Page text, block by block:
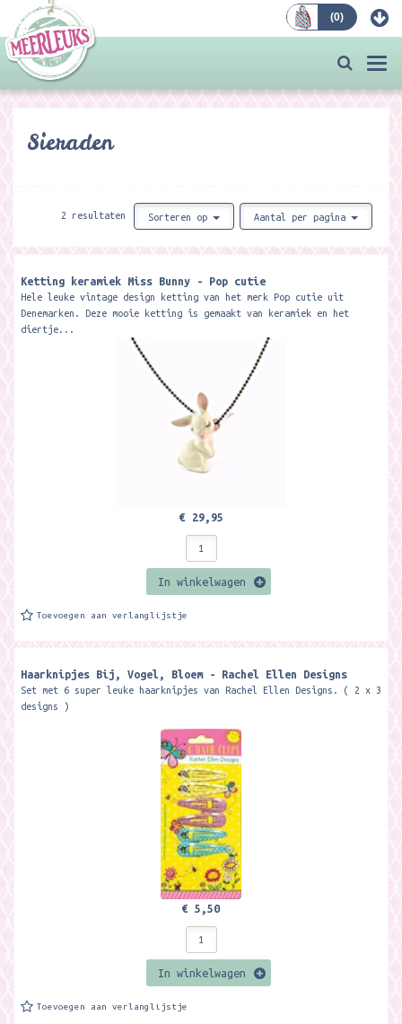
(0)
Sieraden
2 resultaten Sorteren op Aantal per pagina
Ketting keramiek Miss Bunny - Pop cutie
Hele leuke vintage design ketting van het merk Pop cutie uit
Denemarken. Deze mooie ketting is gemaakt van keramiek en het
diertje...
€ 29,95
In winkelwagen
Toevoegen aan verlanglijstje
Haarknipjes Bij, Vogel, Bloem - Rachel Ellen Designs
Set met 6 super leuke haarknipjes van Rachel Ellen Designs. ( 2 x 3
designs )
€ 5,50
In winkelwagen
Toevoegen aan verlanglijstje